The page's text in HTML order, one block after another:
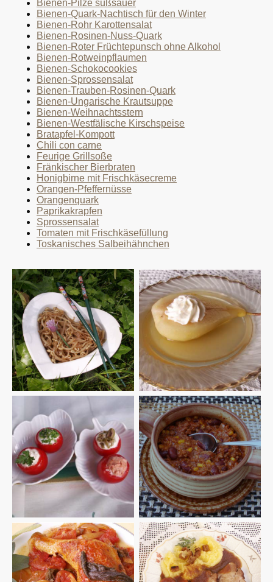
Bienen-Pilze süßsauer
Bienen-Quark-Nachtisch für den Winter
Bienen-Rohr Karottensalat
Bienen-Rosinen-Nuss-Quark
Bienen-Roter Früchtepunsch ohne Alkohol
Bienen-Rotweinpflaumen
Bienen-Schokocookies
Bienen-Sprossensalat
Bienen-Trauben-Rosinen-Quark
Bienen-Ungarische Krautsuppe
Bienen-Weihnachtsstern
Bienen-Westfälische Kirschspeise
Bratapfel-Kompott
Chili con carne
Feurige Grillsoße
Fränkischer Bierbraten
Honigbirne mit Frischkäsecreme
Orangen-Pfeffernüsse
Orangenquark
Paprikakrapfen
Sprossensalat
Tomaten mit Frischkäsefüllung
Toskanisches Salbeihähnchen